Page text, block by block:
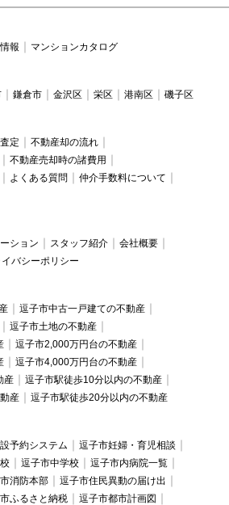
報 マンションカタログ
鎌倉市 金沢区 栄区 港南区 磯子区
定
不動産却の流れ
不動産売却時の諸費用
よくある質問
仲介手数料について
ション スタッフ紹介
会社概要
イバシーポリシー
逗子市中古一戸建ての不動産
逗子市土地の不動産
逗子市2,000万円台の不動産
逗子市4,000万円台の不動産
産
逗子市駅徒歩10分以内の不動産
産
逗子市駅徒歩20分以内の不動産
予約システム
逗子市妊婦・育児相談
逗子市中学校
逗子市内病院一覧
消防本部
逗子市住民異動の届け出
ふるさと納税
逗子市都市計画図